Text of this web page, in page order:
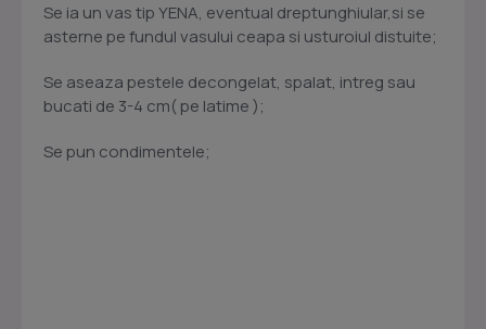
Se ia un vas tip YENA, eventual dreptunghiular,si se
asterne pe fundul vasului ceapa si usturoiul distuite;
Se aseaza pestele decongelat, spalat, intreg sau
bucati de 3-4 cm( pe latime );
Se pun condimentele;